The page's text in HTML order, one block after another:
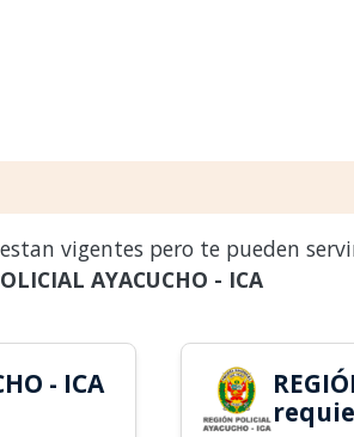
vigentes pero te pueden
AYACUCHO - ICA
- ICA